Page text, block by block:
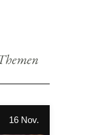
16 Nov.